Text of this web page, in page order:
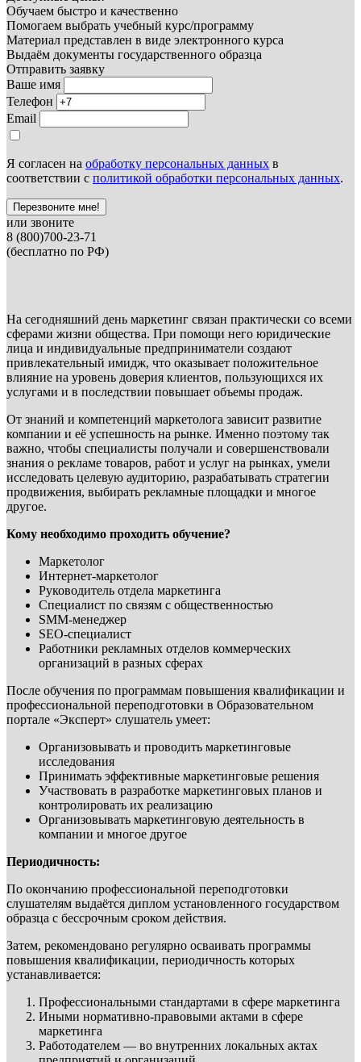
Обучаем быстро и качественно
Помогаем выбрать учебный курс/программу
Материал представлен в виде электронного курса
Выдаём документы государственного образца
Отправить заявку
Ваше имя
Телефон
Email
Я согласен на обработку персональных данных в
соответствии с политикой обработки персональных данных.
Перезвоните мне!
или звоните
8 (800)700-23-71
(бесплатно по РФ)
На сегодняшний день маркетинг связан практически со всеми
сферами жизни общества. При помощи него юридические
лица и индивидуальные предприниматели создают
привлекательный имидж, что оказывает положительное
влияние на уровень доверия клиентов, пользующихся их
услугами и в последствии повышает объемы продаж.
От знаний и компетенций маркетолога зависит развитие
компании и её успешность на рынке. Именно поэтому так
важно, чтобы специалисты получали и совершенствовали
знания о рекламе товаров, работ и услуг на рынках, умели
исследовать целевую аудиторию, разрабатывать стратегии
продвижения, выбирать рекламные площадки и многое
другое.
Кому необходимо проходить обучение?
Маркетолог
Интернет-маркетолог
Руководитель отдела маркетинга
Специалист по связям с общественностью
SMM-менеджер
SEO-специалист
Работники рекламных отделов коммерческих
организаций в разных сферах
После обучения по программам повышения квалификации и
профессиональной переподготовки в Образовательном
портале «Эксперт» слушатель умеет:
Организовывать и проводить маркетинговые
исследования
Принимать эффективные маркетинговые решения
Участвовать в разработке маркетинговых планов и
контролировать их реализацию
Организовывать маркетинговую деятельность в
компании и многое другое
Периодичность:
По окончанию профессиональной переподготовки
слушателям выдаётся диплом установленного государством
образца с бессрочным сроком действия.
Затем, рекомендовано регулярно осваивать программы
повышения квалификации, периодичность которых
устанавливается:
Профессиональными стандартами в сфере маркетинга
Иными нормативно-правовыми актами в сфере
маркетинга
Работодателем — во внутренних локальных актах